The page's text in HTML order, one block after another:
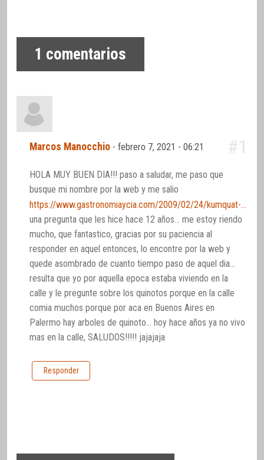
1 comentarios
Marcos Manocchio -febrero 7, 2021 - 06:21 #1
HOLA MUY BUEN DIA!!! paso a saludar, me paso que
busque mi nombre por la web y me salio
https://www.gastronomiaycia.com/2009/02/24/kumquat-o-quinoto/
una pregunta que les hice hace 12 años… me estoy riendo
mucho, que fantastico, gracias por su paciencia al
responder en aquel entonces, lo encontre por la web y
quede asombrado de cuanto tiempo paso de aquel dia…
resulta que yo por aquella epoca estaba viviendo en la
calle y le pregunte sobre los quinotos porque en la calle
comia muchos porque por aca en Buenos Aires en
Palermo hay arboles de quinoto… hoy hace años ya no vivo
mas en la calle, SALUDOS!!!!! jajajaja
Responder